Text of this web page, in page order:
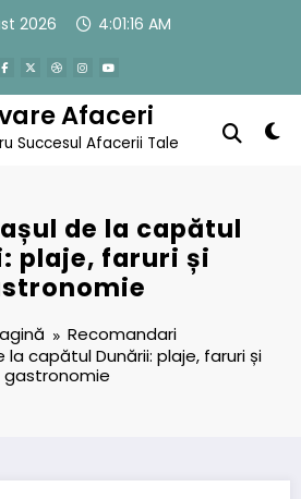
2026 4:01:16 AM
Afaceri
Succesul Afacerii Tale
de la capătul
plaje, faruri și
Recomandari
la capătul Dunării: plaje, faruri și
gastronomie